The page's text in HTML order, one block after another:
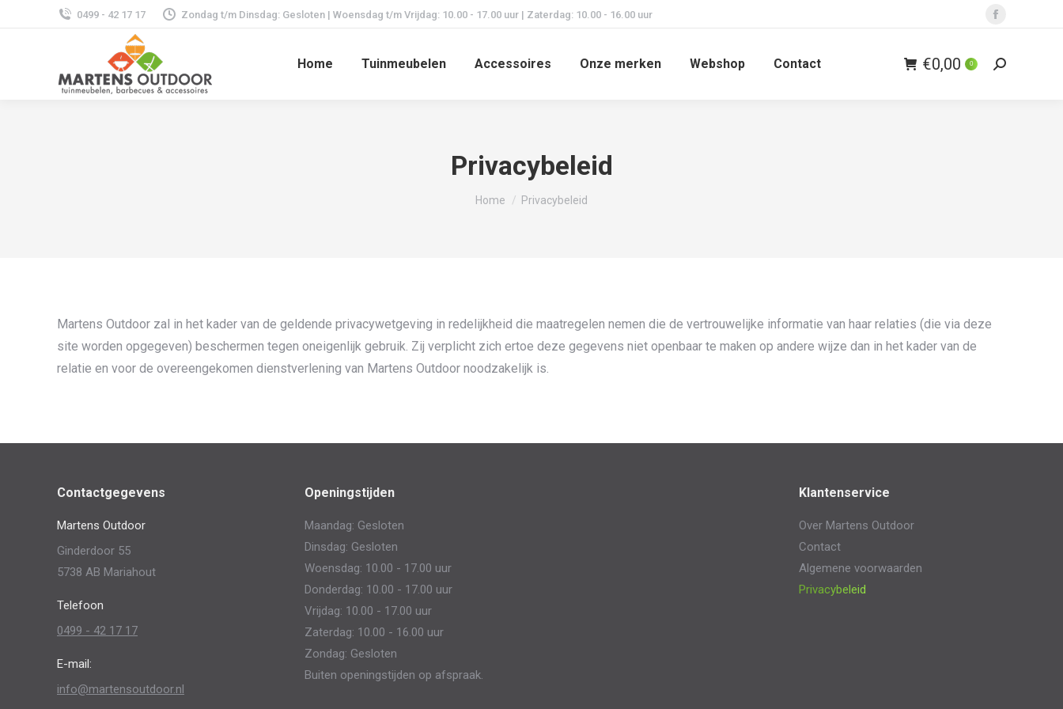
0499 - 42 17 17 Zondag t/m Dinsdag: Gesloten | Woensdag t/m Vrijdag: 10.00 - 17.00 uur | Zaterdag: 10.00 - 16.00 uur
Facebook
opens
Home Tuinmeubelen Accessoires Onze merken Webshop Contact €0,00 0 Zoeken:
Privacybeleid
Je bent hier:
Home Privacybeleid
Martens Outdoor zal in het kader van de geldende privacywetgeving in redelijkheid die maatregelen nemen die de vertrouwelijke informatie van haar relaties (die via deze
site worden opgegeven) beschermen tegen oneigenlijk gebruik. Zij verplicht zich ertoe deze gegevens niet openbaar te maken op andere wijze dan in het kader van de
relatie en voor de overeengekomen dienstverlening van Martens Outdoor noodzakelijk is.
Contactgegevens
Martens Outdoor
Ginderdoor 55
5738 AB Mariahout
Telefoon
0499 - 42 17 17
E-mail:
info@martensoutdoor.nl
Openingstijden
Maandag: Gesloten
Dinsdag: Gesloten
Woensdag: 10.00 - 17.00 uur
Donderdag: 10.00 - 17.00 uur
Vrijdag: 10.00 - 17.00 uur
Zaterdag: 10.00 - 16.00 uur
Zondag: Gesloten
Buiten openingstijden op afspraak.
Klantenservice
Over Martens Outdoor
Contact
Algemene voorwaarden
Privacybeleid